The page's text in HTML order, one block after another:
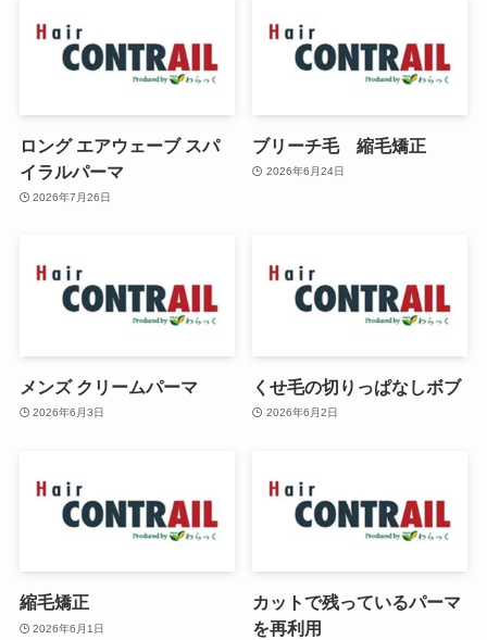
ロング エアウェーブ スパ
イラルパーマ
2026年7月26日
ブリーチ毛 縮毛矯正
2026年6月24日
メンズ クリームパーマ
2026年6月3日
くせ毛の切りっぱなしボブ
2026年6月2日
縮毛矯正
2026年6月1日
カットで残っているパーマ
を再利用